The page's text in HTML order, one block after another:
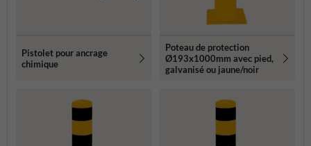
Pistolet pour ancrage
chimique
Poteau de protection
Ø193x1000mm avec pied,
galvanisé ou jaune/noir